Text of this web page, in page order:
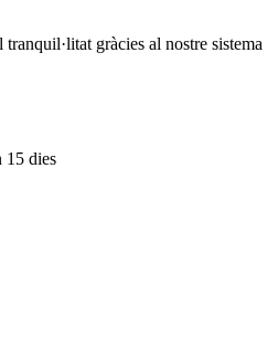
gràcies al nostre sistema
15 dies